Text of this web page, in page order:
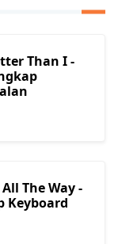
Than I -
The Way -
Keyboard